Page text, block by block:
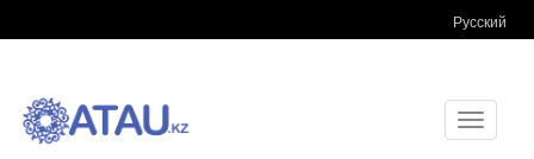
Русский
Toggle